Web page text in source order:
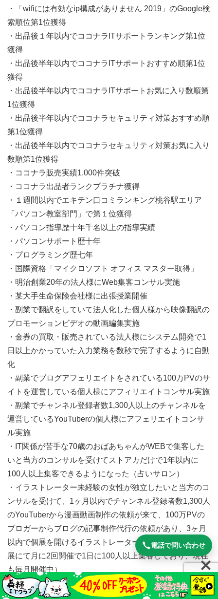
・「wifiには有効なip構成がありません 2019」のGoogle検
索順位第1位獲得
・出品後１年以内でココナラITサポートランキング第1位
獲得
・出品後半年以内でココナラITサポートおすすめ順第1位
獲得
・出品後半年以内でココナラITサポートお気に入り数順第
1位獲得
・出品後半年以内でココナラセキュリティ対策おすすめ順
第1位獲得
・出品後半年以内でココナラセキュリティ対策お気に入り
数順第1位獲得
・ココナラ販売実績1,000件突破
・ココナラ出品者ランクプラチナ獲得
・１週間以内でエキテン口コミランキング桃谷駅エリア
「パソコン教室部門」で第１位獲得
・パソコン指導歴十年千名以上の指導実績
・パソコンサポート歴十年
・プログラミング歴七年
・国際資格「マイクロソフト オフィス マスター取得」
・明治創業20年の法人様にWeb集客コンサル実施
・某大手生命保険会社様に出張授業開催
・副業で翻訳をしていて法人化した個人様から映像翻訳の
プロモーションビデオの動画編集実施
・金券の買取・販売されている法人様にシステム開発で1
日以上かかっていた入力業務を数秒で完了するように自動
化
・副業でブログアフェリエイトをされている100万PVのサ
イトを運営している個人様にアフィリエイトコンサル実施
・副業でチャンネル登録者数1,300人以上のチャンネルを
運営しているYouTuberの個人様にアフェリエイトコンサ
ル実施
・IT関係が苦手な70歳のおばあちゃんがWEBで集客した
いと当方のコンサルを受けてストアカだけで1年以内に
100人以上集客できるようになった（占いサロン）
・イラストレーター未経験の女性が独立したいと当方のコ
ンサルを受けて、1ヶ月以内でチャンネル登録者数1,300人
のYouTuberから漫画動画制作の依頼が来て、100万PVの
ブロガーからブログの記事制作代行の依頼があり、3ヶ月
以内で個展を開けるイラストレーターになった（開いた個
展にて月に2回開催で1日に100人以上集客しており、現在
も毎月開催中）
・フォロワー10,000人以上でライブ配信のみで月20～30
万円以上稼いでいたライバーが収入源を増やしたいと当方
電話で問い合わせ